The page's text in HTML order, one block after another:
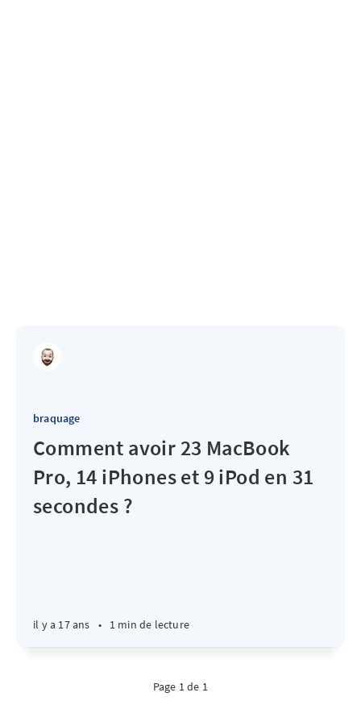
braquage
Comment avoir 23 MacBook
Pro, 14 iPhones et 9 iPod en 31
secondes ?
il y a 17 ans • 1 min de lecture
Page 1 de 1